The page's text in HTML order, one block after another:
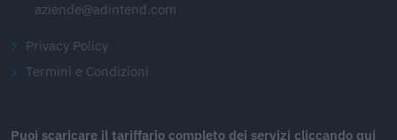
aziende@adintend.com
Privacy Policy
Termini e Condizioni
Puoi scaricare il tariffario completo dei servizi cliccando qui